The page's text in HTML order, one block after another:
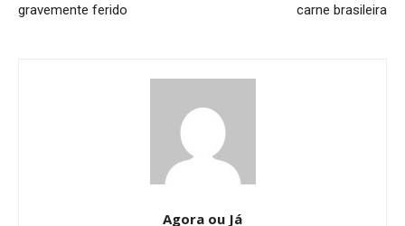
gravemente ferido
carne brasileira
Agora ou Já